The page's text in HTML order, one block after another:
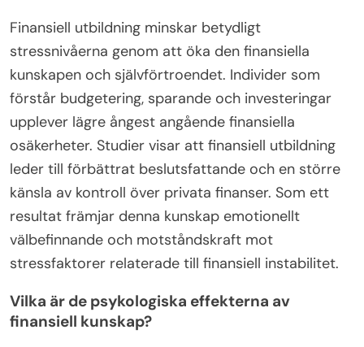
Finansiell utbildning minskar betydligt
stressnivåerna genom att öka den finansiella
kunskapen och självförtroendet. Individer som
förstår budgetering, sparande och investeringar
upplever lägre ångest angående finansiella
osäkerheter. Studier visar att finansiell utbildning
leder till förbättrat beslutsfattande och en större
känsla av kontroll över privata finanser. Som ett
resultat främjar denna kunskap emotionellt
välbefinnande och motståndskraft mot
stressfaktorer relaterade till finansiell instabilitet.
Vilka är de psykologiska effekterna av
finansiell kunskap?